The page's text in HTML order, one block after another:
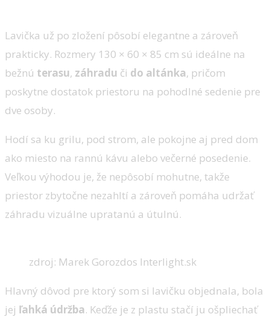
Lavička už po zložení pôsobí elegantne a zároveň
prakticky. Rozmery 130 × 60 × 85 cm sú ideálne na
bežnú terasu, záhradu či do altánka, pričom
poskytne dostatok priestoru na pohodlné sedenie pre
dve osoby.
Hodí sa ku grilu, pod strom, ale pokojne aj pred dom
ako miesto na rannú kávu alebo večerné posedenie.
Veľkou výhodou je, že nepôsobí mohutne, takže
priestor zbytočne nezahltí a zároveň pomáha udržať
záhradu vizuálne upratanú a útulnú.
zdroj: Marek Gorozdos Interlight.sk
Hlavný dôvod pre ktorý som si lavičku objednala, bola
jej ľahká údržba. Keďže je z plastu stačí ju ošpliechať